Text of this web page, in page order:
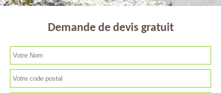
Demande de devis gratuit